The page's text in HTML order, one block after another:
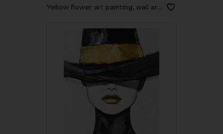
Yellow flower art painting, wall art, design, realistic, textured painting